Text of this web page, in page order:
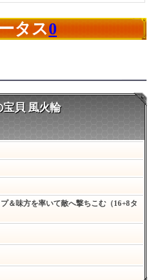
タス0
宝貝 風火輪
＆味方を率いて敵へ撃ちこむ（16+8タ